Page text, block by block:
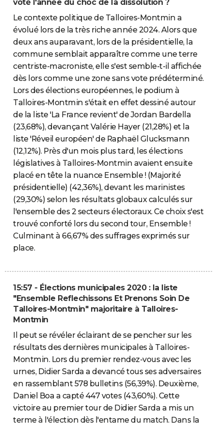
voté l'année du choc de la dissolution ?
Le contexte politique de Talloires-Montmin a
évolué lors de la très riche année 2024. Alors que
deux ans auparavant, lors de la présidentielle, la
commune semblait apparaître comme une terre
centriste-macroniste, elle s'est semble-t-il affichée
dès lors comme une zone sans vote prédéterminé.
Lors des élections européennes, le podium à
Talloires-Montmin s'était en effet dessiné autour
de la liste 'La France revient' de Jordan Bardella
(23,68%), devançant Valérie Hayer (21,28%) et la
liste 'Réveil européen' de Raphaël Glucksmann
(12,12%). Près d'un mois plus tard, les élections
législatives à Talloires-Montmin avaient ensuite
placé en tête la nuance Ensemble ! (Majorité
présidentielle) (42,36%), devant les marinistes
(29,30%) selon les résultats globaux calculés sur
l'ensemble des 2 secteurs électoraux. Ce choix s'est
trouvé conforté lors du second tour, Ensemble !
Culminant à 66,67% des suffrages exprimés sur
place.
15:57 - Élections municipales 2020 : la liste
"Ensemble Reflechissons Et Prenons Soin De
Talloires-Montmin" majoritaire à Talloires-
Montmin
Il peut se révéler éclairant de se pencher sur les
résultats des dernières municipales à Talloires-
Montmin. Lors du premier rendez-vous avec les
urnes, Didier Sarda a devancé tous ses adversaires
en rassemblant 578 bulletins (56,39%). Deuxième,
Daniel Boa a capté 447 votes (43,60%). Cette
victoire au premier tour de Didier Sarda a mis un
terme à l'élection dès l'entame du match. Dans la